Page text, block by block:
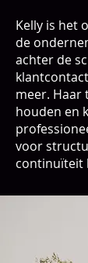
Kelly is het
de
achter de
meer. Haar
houden en
voor
continuïteit